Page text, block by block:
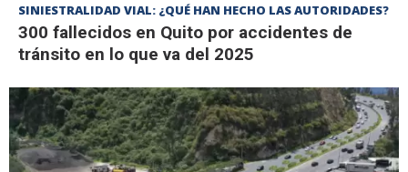
SINIESTRALIDAD VIAL: ¿QUÉ HAN HECHO LAS AUTORIDADES?
300 fallecidos en Quito por accidentes de
tránsito en lo que va del 2025